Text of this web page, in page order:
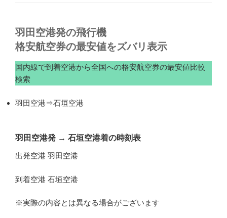
羽田空港発の飛行機
格安航空券の最安値をズバリ表示
国内線で到着空港から全国への格安航空券の最安値比較
検索
羽田空港⇒石垣空港
羽田空港発 → 石垣空港着の時刻表
出発空港 羽田空港
到着空港 石垣空港
※実際の内容とは異なる場合がございます